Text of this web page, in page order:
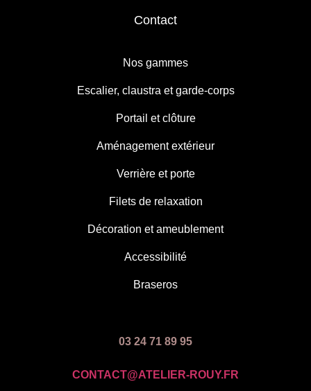
Contact
Nos gammes
Escalier, claustra et garde-corps
Portail et clôture
Aménagement extérieur
Verrière et porte
Filets de relaxation
Décoration et ameublement
Accessibilité
Braseros
03 24 71 89 95
CONTACT@ATELIER-ROUY.FR